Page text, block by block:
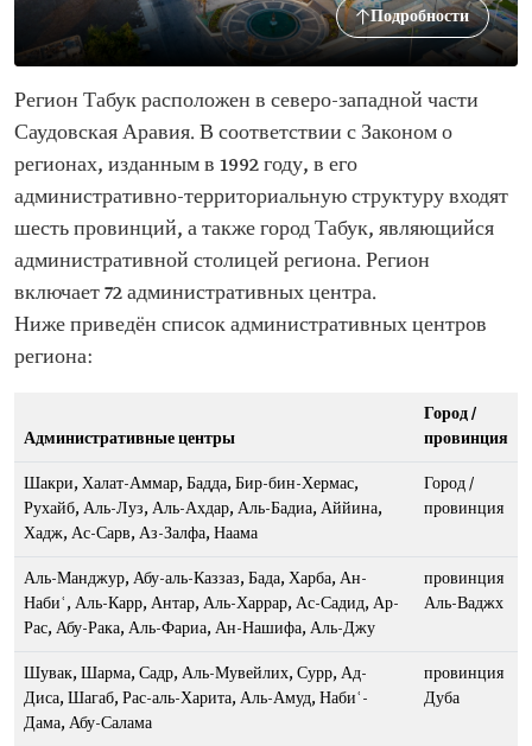
Подробности
Регион Табук расположен в северо-западной части
Саудовская Аравия. В соответствии с Законом о
регионах, изданным в 1992 году, в его
административно-территориальную структуру входят
шесть провинций, а также город Табук, являющийся
административной столицей региона. Регион
включает 72 административных центра.
Ниже приведён список административных центров
региона:
Административные центры
Город /
провинция
Шакри, Халат-Аммар, Бадда, Бир-бин-Хермас,
Рухайб, Аль-Луз, Аль-Ахдар, Аль-Бадиа, Аййина,
Хадж, Ас-Сарв, Аз-Залфа, Наама
Город /
провинция
Аль-Манджур, Абу-аль-Каззаз, Бада, Харба, Ан-
Набиʿ, Аль-Карр, Антар, Аль-Харрар, Ас-Садид, Ар-
Рас, Абу-Рака, Аль-Фариа, Ан-Нашифа, Аль-Джу
провинция
Аль-Ваджх
Шувак, Шарма, Садр, Аль-Мувейлих, Сурр, Ад-
Диса, Шагаб, Рас-аль-Харита, Аль-Амуд, Набиʿ-
Дама, Абу-Салама
провинция
Дуба